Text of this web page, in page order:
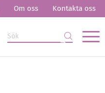
Om oss Kontakta oss